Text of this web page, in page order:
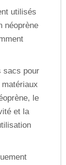
utilisés
néoprène
sacs pour
le
et la